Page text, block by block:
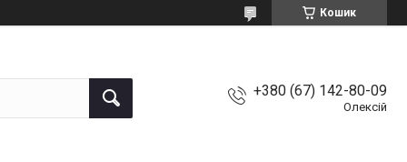
Кошик
+380 (67) 142-80-09
Олексій